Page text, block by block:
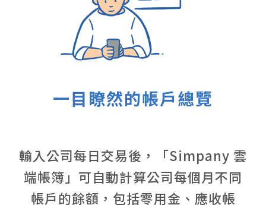
一目瞭然的帳戶總覽
輸入公司每日交易後，「Simpany 雲
端帳簿」可自動計算公司每個月不同
帳戶的餘額，包括零用金、應收帳